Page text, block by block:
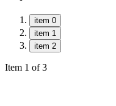
item 0
item 1
item 2
Item 1 of 3